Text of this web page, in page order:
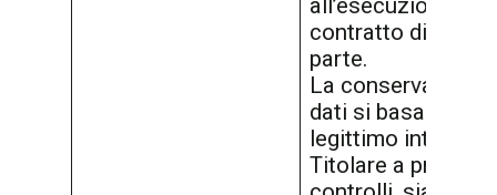
contratto di cui tu
parte.
La conservazione
dati si basa
legittimo
Titolare a